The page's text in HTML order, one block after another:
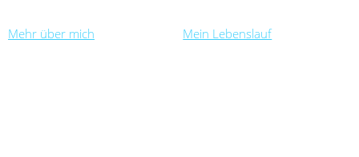
Mehr über mich Mein Lebenslauf